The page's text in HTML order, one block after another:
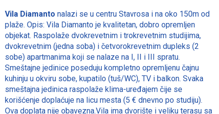
Vila Diamanto nalazi se u centru Stavrosa i na oko 150m od
plaže. Opis: Vila Diamanto je kvalitetan, dobro opremljen
objekat. Raspolaže dvokrevetnim i trokrevetnim studijima,
dvokrevetnim (jedna soba) i četvorokrevetnim dupleks (2
sobe) apartmanima koji se nalaze na I, II i III spratu.
Smeštajne jedinice poseduju kompletno opremljenu čajnu
kuhinju u okviru sobe, kupatilo (tuš/WC), TV i balkon. Svaka
smeštajna jedinica raspolaže klima-uređajem čije se
korišćenje doplaćuje na licu mesta (5 € dnevno po studiju).
Ova doplata nije obavezna.Vila ima dvorište i veliku terasu sa